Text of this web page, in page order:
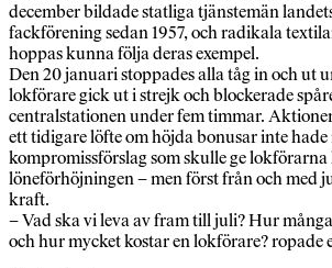
december bildade statliga tjänstemän
fackförening sedan 1957, och radikala
hoppas kunna följa deras exempel.
Den 20 januari stoppades alla tåg in och ut
lokförare gick ut i strejk och blockerade
centralstationen under fem timmar.
ett tidigare löfte om höjda bonusar inte
kompromissförslag som skulle ge
löneförhöjningen – men först från och med
kraft.
– Vad ska vi leva av fram till juli? Hur
och hur mycket kostar en lokförare? ropade